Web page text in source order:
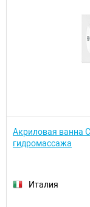
Акриловая ванна
гидромассажа
Италия